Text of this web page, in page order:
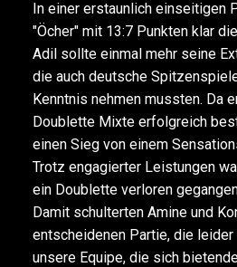
In einer erstaunlich einseitigen
"Öcher" mit 13:7 Punkten klar
Adil sollte einmal mehr seine
die auch deutsche
Kenntnis nehmen mussten. Da
Doublette Mixte erfolgreich
einen Sieg von einem
Trotz engagierter Leistungen
ein Doublette verloren
Damit schulterten Amine und
entscheidenen Partie, die leider
unsere Equipe, die sich